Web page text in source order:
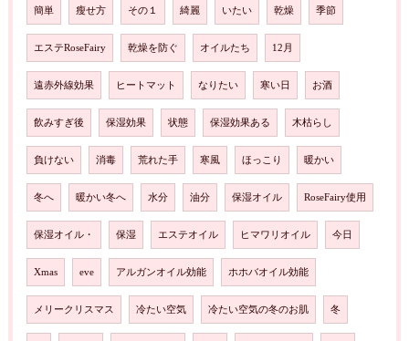
簡単 瘦せ方 その１ 綺麗 いたい 乾燥 季節
エステRoseFairy 乾燥を防ぐ オイルたち 12月
遠赤外線効果 ヒートマット なりたい 寒い日 お酒
飲みすぎ後 保湿効果 状態 保湿効果ある 木枯らし
負けない 消毒 荒れた手 寒風 ほっこり 暖かい
冬へ 暖かい冬へ 水分 油分 保湿オイル RoseFairy使用
保湿オイル・ 保湿 エステオイル ヒマワリオイル 今日
Xmas eve アルガンオイル効能 ホホバオイル効能
メリークリスマス 冷たい空気 冷たい空気の冬のお肌 冬